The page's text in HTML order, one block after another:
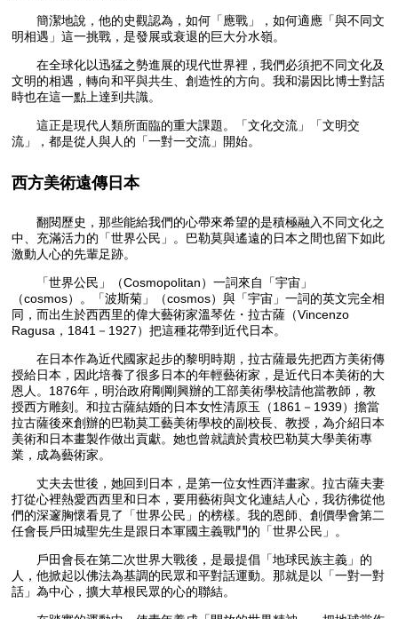
簡潔地說，他的史觀認為，如何「應戰」，如何適應「與不同文
明相遇」這一挑戰，是發展或衰退的巨大分水嶺。
在全球化以迅猛之勢進展的現代世界裡，我們必須把不同文化及
文明的相遇，轉向和平與共生、創造性的方向。我和湯因比博士對話
時也在這一點上達到共識。
這正是現代人類所面臨的重大課題。「文化交流」「文明交
流」，都是從人與人的「一對一交流」開始。
西方美術遠傳日本
翻閱歷史，那些能給我們的心帶來希望的是積極融入不同文化之
中、充滿活力的「世界公民」。巴勒莫與遙遠的日本之間也留下如此
激動人心的先輩足跡。
「世界公民」（Cosmopolitan）一詞來自「宇宙」
（cosmos）。「波斯菊」（cosmos）與「宇宙」一詞的英文完全相
同，而出生於西西里的偉大藝術家溫琴佐・拉古薩（Vincenzo
Ragusa，1841－1927）把這種花帶到近代日本。
在日本作為近代國家起步的黎明時期，拉古薩最先把西方美術傳
授給日本，因此培養了很多日本的年輕藝術家，是近代日本美術的大
恩人。1876年，明治政府剛剛興辦的工部美術學校請他當教師，教
授西方雕刻。和拉古薩結婚的日本女性清原玉（1861－1939）擔當
拉古薩後來創辦的巴勒莫工藝美術學校的副校長、教授，為介紹日本
美術和日本畫製作做出貢獻。她也曾就讀於貴校巴勒莫大學美術專
業，成為藝術家。
丈夫去世後，她回到日本，是第一位女性西洋畫家。拉古薩夫妻
打從心裡熱愛西西里和日本，要用藝術與文化連結人心，我彷彿從他
們的深邃胸懷看見了「世界公民」的榜樣。我的恩師、創價學會第二
任會長戶田城聖先生是跟日本軍國主義戰鬥的「世界公民」。
戶田會長在第二次世界大戰後，是最提倡「地球民族主義」的
人，他掀起以佛法為基調的民眾和平對話運動。那就是以「一對一對
話」為中心，擴大草根民眾的心的聯結。